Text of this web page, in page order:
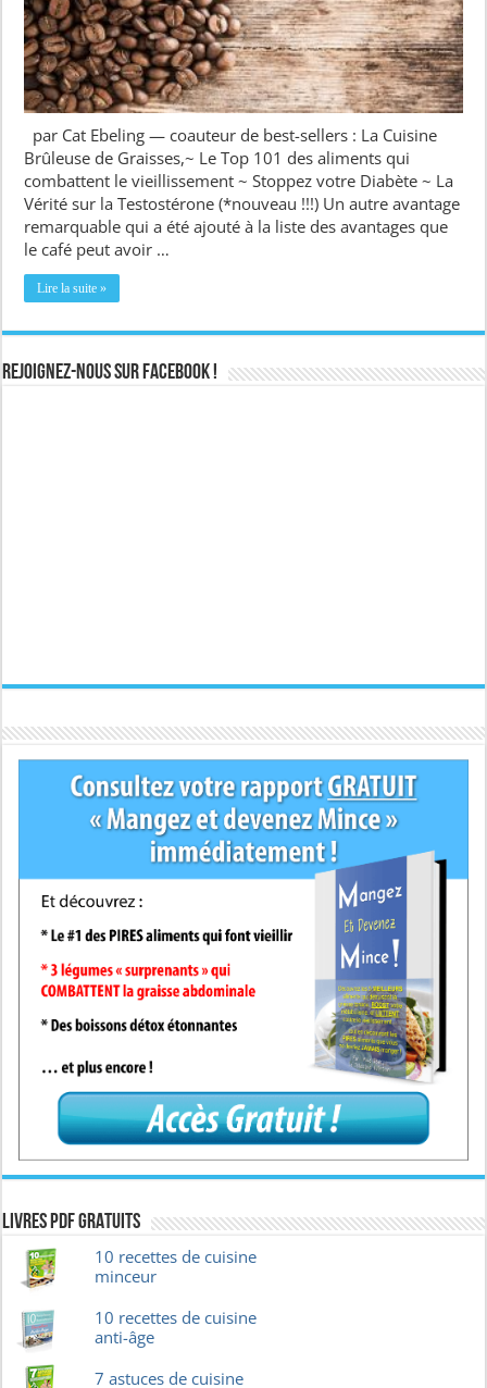
par Cat Ebeling — coauteur de best-sellers : La Cuisine
Brûleuse de Graisses,~ Le Top 101 des aliments qui
combattent le vieillissement ~ Stoppez votre Diabète ~ La
Vérité sur la Testostérone (*nouveau !!!) Un autre avantage
remarquable qui a été ajouté à la liste des avantages que
le café peut avoir …
Lire la suite »
Rejoignez-nous sur Facebook !
Livres pdf GRATUITS
10 recettes de cuisine
minceur
10 recettes de cuisine
anti-âge
7 astuces de cuisine